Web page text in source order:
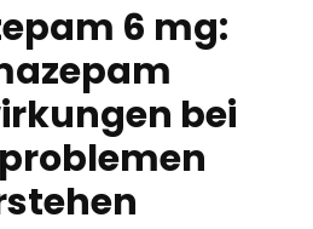
6 mg:
bei